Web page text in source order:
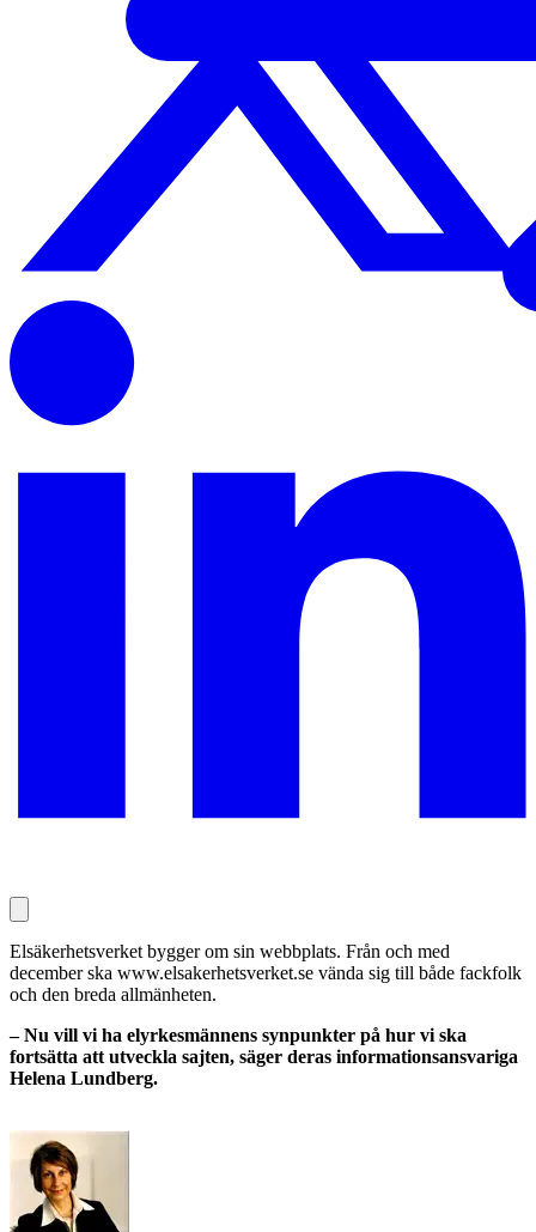
Elsäkerhetsverket bygger om sin webbplats. Från och med
december ska www.elsakerhetsverket.se vända sig till både fackfolk
och den breda allmänheten.
– Nu vill vi ha elyrkesmännens synpunkter på hur vi ska
fortsätta att utveckla sajten, säger deras informationsansvariga
Helena Lundberg.